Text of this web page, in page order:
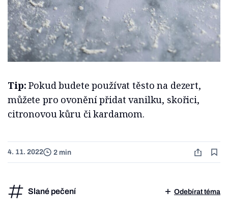
Tip:Pokud budete používat těsto na dezert,
můžete pro ovonění přidat vanilku, skořici,
citronovou kůru či kardamom.
4. 11. 2022 2 min
Slané pečení Odebírat téma